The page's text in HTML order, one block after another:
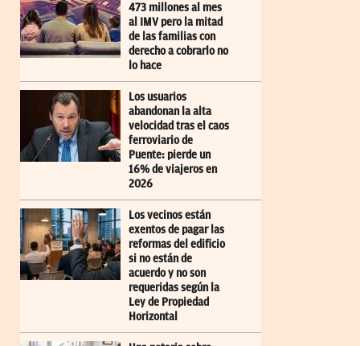
473 millones al mes
al IMV pero la mitad
de las familias con
derecho a cobrarlo no
lo hace
Los usuarios
abandonan la alta
velocidad tras el caos
ferroviario de
Puente: pierde un
16% de viajeros en
2026
Los vecinos están
exentos de pagar las
reformas del edificio
si no están de
acuerdo y no son
requeridas según la
Ley de Propiedad
Horizontal